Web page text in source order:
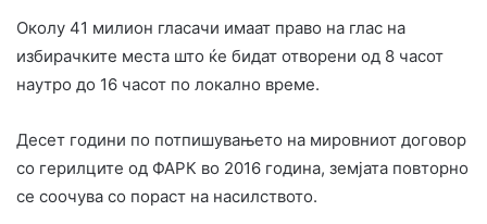
Околу 41 милион гласачи имаат право на глас на
избирачките места што ќе бидат отворени од 8 часот
наутро до 16 часот по локално време.
Десет години по потпишувањето на мировниот договор
со герилците од ФАРК во 2016 година, земјата повторно
се соочува со пораст на насилството.